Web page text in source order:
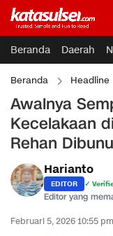
Beranda Daerah
Beranda Headline
Awalnya
Kecelakaan
Rehan
Harianto
EDITOR ✓
Editor yang
Februari 5, 2026 10:55 pm